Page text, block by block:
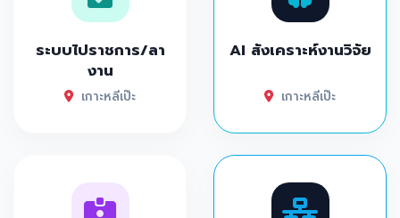
ระบบไปราชการ/ลา
งาน
เกาะหลีเป๊ะ
AI สังเคราะห์งานวิจัย
เกาะหลีเป๊ะ